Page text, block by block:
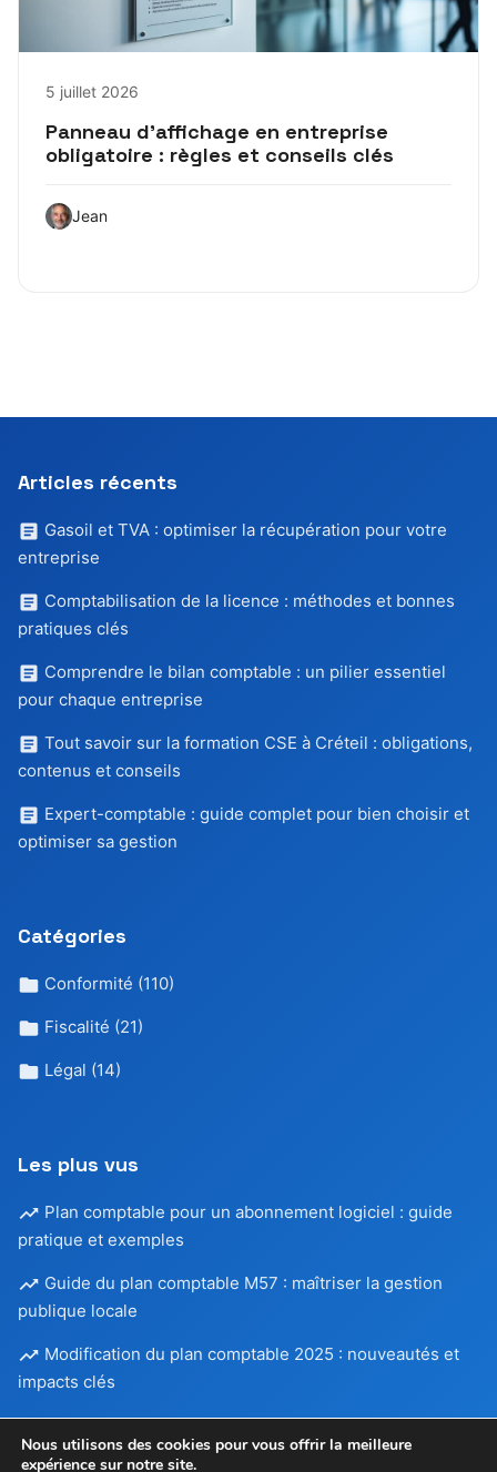
5 juillet 2026
Panneau d’affichage en entreprise
obligatoire : règles et conseils clés
Jean
Articles récents
Gasoil et TVA : optimiser la récupération pour votre
entreprise
Comptabilisation de la licence : méthodes et bonnes
pratiques clés
Comprendre le bilan comptable : un pilier essentiel
pour chaque entreprise
Tout savoir sur la formation CSE à Créteil : obligations,
contenus et conseils
Expert-comptable : guide complet pour bien choisir et
optimiser sa gestion
Catégories
Conformité (110)
Fiscalité (21)
Légal (14)
Les plus vus
Plan comptable pour un abonnement logiciel : guide
pratique et exemples
Guide du plan comptable M57 : maîtriser la gestion
publique locale
Modification du plan comptable 2025 : nouveautés et
impacts clés
Nous utilisons des cookies pour vous offrir la meilleure
expérience sur notre site.